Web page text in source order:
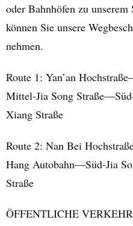
oder Bahnhöfen zu
können Sie unsere
nehmen.
Route 1: Yan’an
Mittel-Jia Song
Xiang Straße
Route 2: Nan Bei
Hang Autobahn—Süd-Jia
Straße
ÖFFENTLICHE